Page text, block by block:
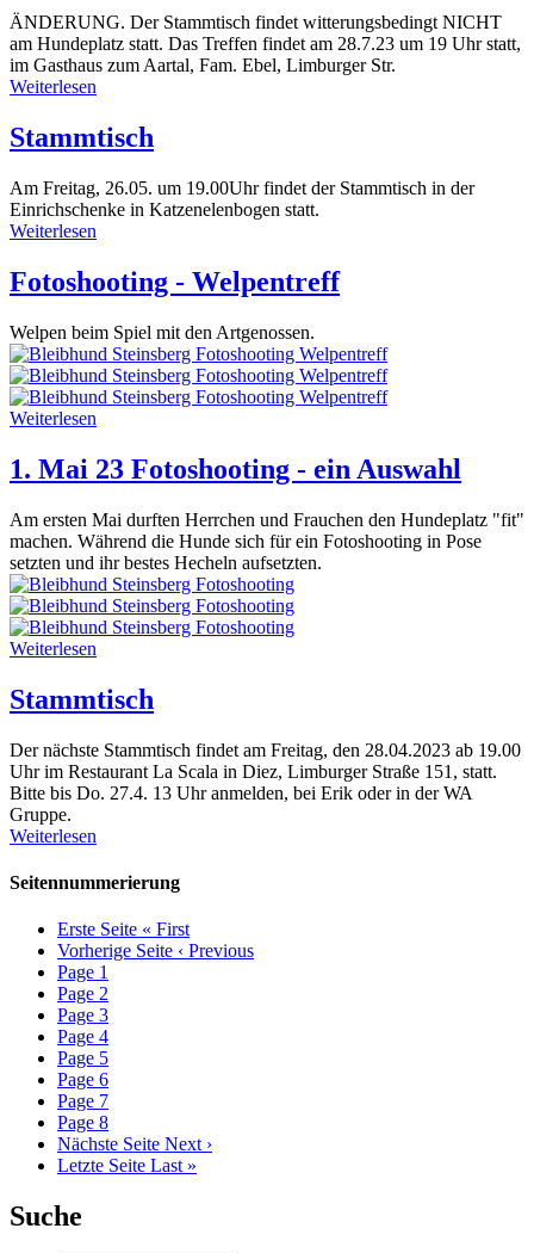
ÄNDERUNG. Der Stammtisch findet witterungsbedingt NICHT
am Hundeplatz statt. Das Treffen findet am 28.7.23 um 19 Uhr statt,
im Gasthaus zum Aartal, Fam. Ebel, Limburger Str.
Weiterlesen
Stammtisch
Am Freitag, 26.05. um 19.00Uhr findet der Stammtisch in der
Einrichschenke in Katzenelenbogen statt.
Weiterlesen
Fotoshooting - Welpentreff
Welpen beim Spiel mit den Artgenossen.
Weiterlesen
1. Mai 23 Fotoshooting - ein Auswahl
Am ersten Mai durften Herrchen und Frauchen den Hundeplatz "fit"
machen. Während die Hunde sich für ein Fotoshooting in Pose
setzten und ihr bestes Hecheln aufsetzten.
Weiterlesen
Stammtisch
Der nächste Stammtisch findet am Freitag, den 28.04.2023 ab 19.00
Uhr im Restaurant La Scala in Diez, Limburger Straße 151, statt.
Bitte bis Do. 27.4. 13 Uhr anmelden, bei Erik oder in der WA
Gruppe.
Weiterlesen
Seitennummerierung
Erste Seite « First
Vorherige Seite ‹ Previous
Page 1
Page 2
Page 3
Page 4
Page 5
Page 6
Page 7
Page 8
Nächste Seite Next ›
Letzte Seite Last »
Suche